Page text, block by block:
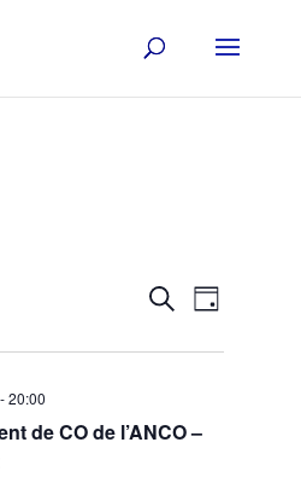
Events
and
Navigation
SearchEvent
Views
Day
-20:00
de CO de l’ANCO –